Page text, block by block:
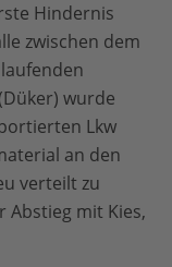
Hindernis
zwischen dem
wurde
Lkw
an den
verteilt zu
Abstieg mit Kies,